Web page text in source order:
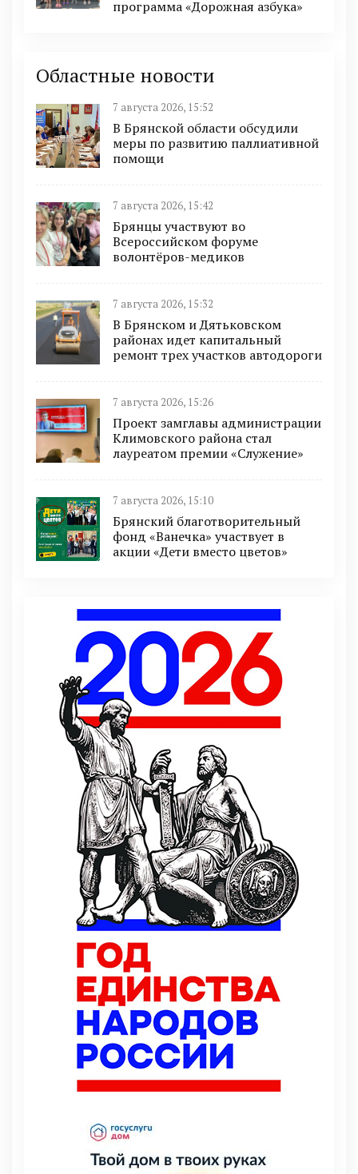
программа «Дорожная азбука»
Областные новости
7 августа 2026, 15:52
В Брянской области обсудили
меры по развитию паллиативной
помощи
7 августа 2026, 15:42
Брянцы участвуют во
Всероссийском форуме
волонтёров-медиков
7 августа 2026, 15:32
В Брянском и Дятьковском
районах идет капитальный
ремонт трех участков автодороги
7 августа 2026, 15:26
Проект замглавы администрации
Климовского района стал
лауреатом премии «Служение»
7 августа 2026, 15:10
Брянский благотворительный
фонд «Ванечка» участвует в
акции «Дети вместо цветов»